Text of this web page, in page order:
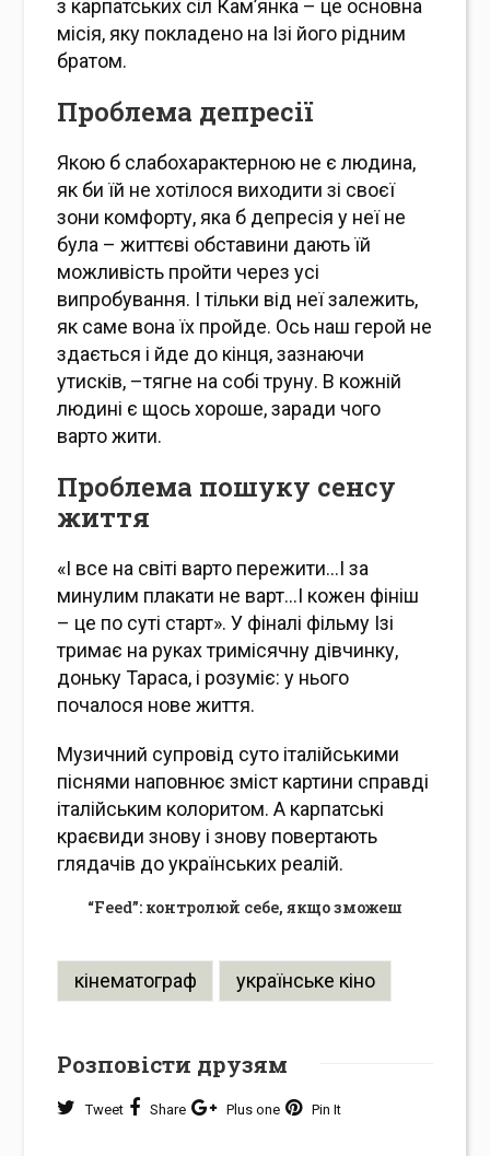
з карпатських сіл Кам’янка – це основна
місія, яку покладено на Ізі його рідним
братом.
Проблема депресії
Якою б слабохарактерною не є людина,
як би їй не хотілося виходити зі своєї
зони комфорту, яка б депресія у неї не
була – життєві обставини дають їй
можливість пройти через усі
випробування. І тільки від неї залежить,
як саме вона їх пройде. Ось наш герой не
здається і йде до кінця, зазнаючи
утисків, –тягне на собі труну. В кожній
людині є щось хороше, заради чого
варто жити.
Проблема пошуку сенсу
життя
«І все на світі варто пережити…І за
минулим плакати не варт…І кожен фініш
– це по суті старт». У фіналі фільму Ізі
тримає на руках тримісячну дівчинку,
доньку Тараса, і розуміє: у нього
почалося нове життя.
Музичний супровід суто італійськими
піснями наповнює зміст картини справді
італійським колоритом. А карпатські
краєвиди знову і знову повертають
глядачів до українських реалій.
“Feed”: контролюй себе, якщо зможеш
кінематограф українське кіно
Розповісти друзям
Tweet Share Plus one Pin It